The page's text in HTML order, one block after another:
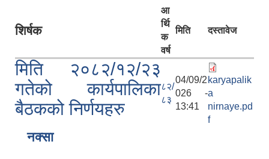
शिर्षक
आ
र्थि
क
वर्ष
मिति दस्तावेज
मिति २०८२/१२/२३
गतेको कार्यपालिका
बैठकको निर्णयहरु
८२/
८३
04/09/2
026 -
13:41
karyapalik
a
nirnaye.pd
f
नक्सा